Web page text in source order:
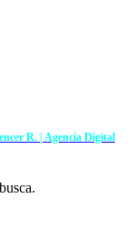
R. | Agencia Digital